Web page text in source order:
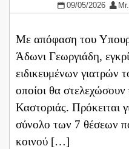
09/05/2026
Με απόφαση του
Άδωνι Γεωργιάδη,
ειδικευμένων γιατρών
οποίοι θα
Καστοριάς. Πρόκειται
σύνολο των 7 θέσεων
κοινού […]